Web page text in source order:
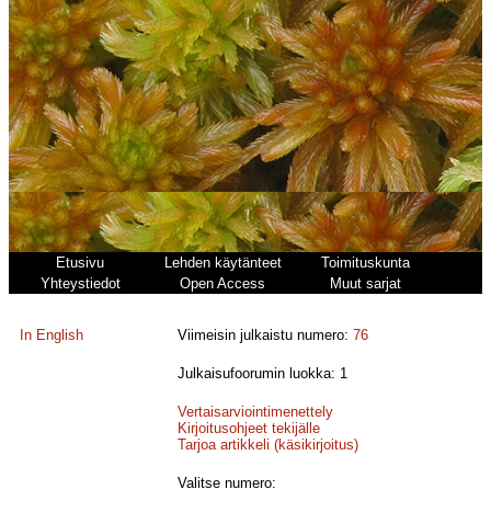
Etusivu Lehden käytänteet
Toimituskunta
Yhteystiedot
Open Access Muut sarjat
In English Viimeisin julkaistu numero:76
Julkaisufoorumin luokka: 1
Vertaisarviointimenettely
Kirjoitusohjeet tekijälle
Tarjoa artikkeli (käsikirjoitus)
Valitse numero: